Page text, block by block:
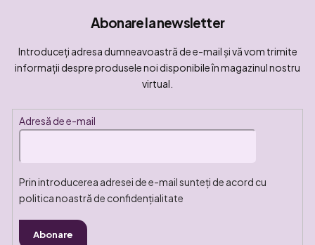
Abonare la newsletter
Introduceţi adresa dumneavoastră de e-mail şi vă vom trimite
informaţii despre produsele noi disponibile în magazinul nostru
virtual.
Adresă de e-mail
Prin introducerea adresei de e-mail sunteți de acord cu
politica noastră de confidențialitate
Abonare